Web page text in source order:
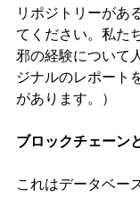
リポジトリーがあ
てください。私た
邪の経験について
ジナルのレポート
があります。）
ブロックチェーン
これはデータベー